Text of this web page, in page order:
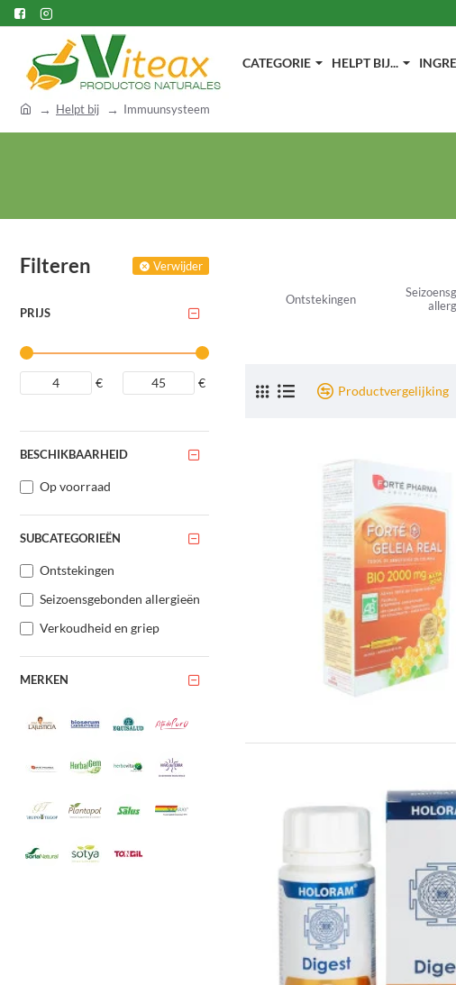
CATEGORIE HELPT BIJ...
Helpt bij Immuunsysteem
Filteren Verwijder
PRIJS
€ €
BESCHIKBAARHEID
Op voorraad
SUBCATEGORIEËN
Ontstekingen
Seizoensgebonden allergieën
Verkoudheid en griep
MERKEN
Ontstekingen
Productvergelijking